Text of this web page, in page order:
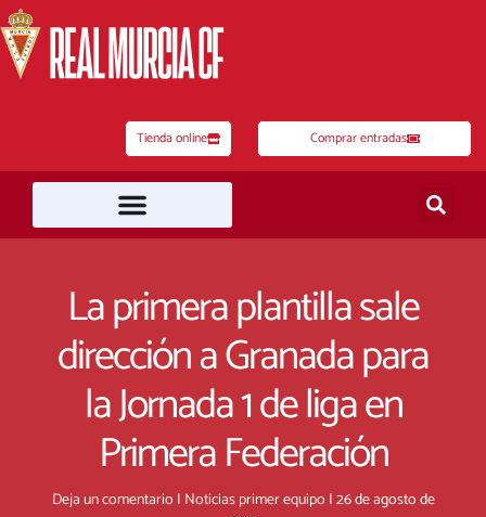
al
contenido
Tienda online Comprar entradas
La primera plantilla sale
dirección a Granada para
la Jornada 1 de liga en
Primera Federación
Deja un comentario | Noticias primer equipo |26 de agosto de